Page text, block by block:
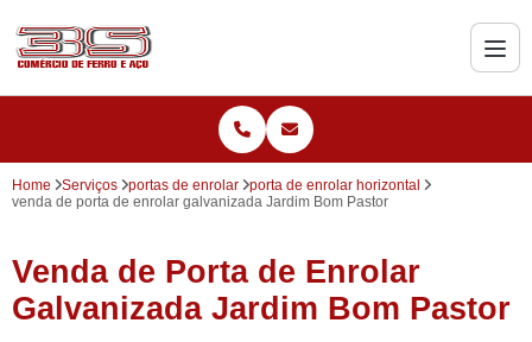
Home Serviços portas de enrolar
porta de enrolar horizontal
venda de porta de enrolar galvanizada Jardim Bom Pastor
Venda de Porta de Enrolar
Galvanizada Jardim Bom Pastor